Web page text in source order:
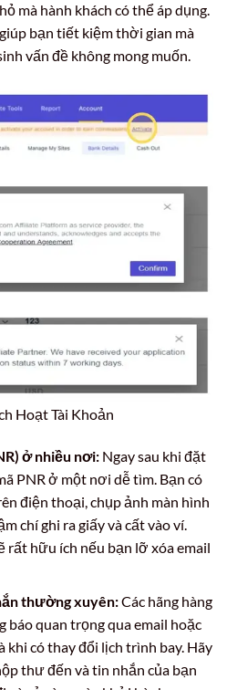
mà hành khách có thể áp dụng.
bạn tiết kiệm thời gian mà
vấn đề không mong muốn.
Hoạt Tài Khoản
ở nhiều nơi:Ngay sau khi đặt
PNR ở một nơi dễ tìm. Bạn có
điện thoại, chụp ảnh màn hình
chí ghi ra giấy và cất vào ví.
rất hữu ích nếu bạn lỡ xóa email
thường xuyên:Các hãng hàng
quan trọng qua email hoặc
khi có thay đổi lịch trình bay. Hãy
thư đến và tin nhắn của bạn